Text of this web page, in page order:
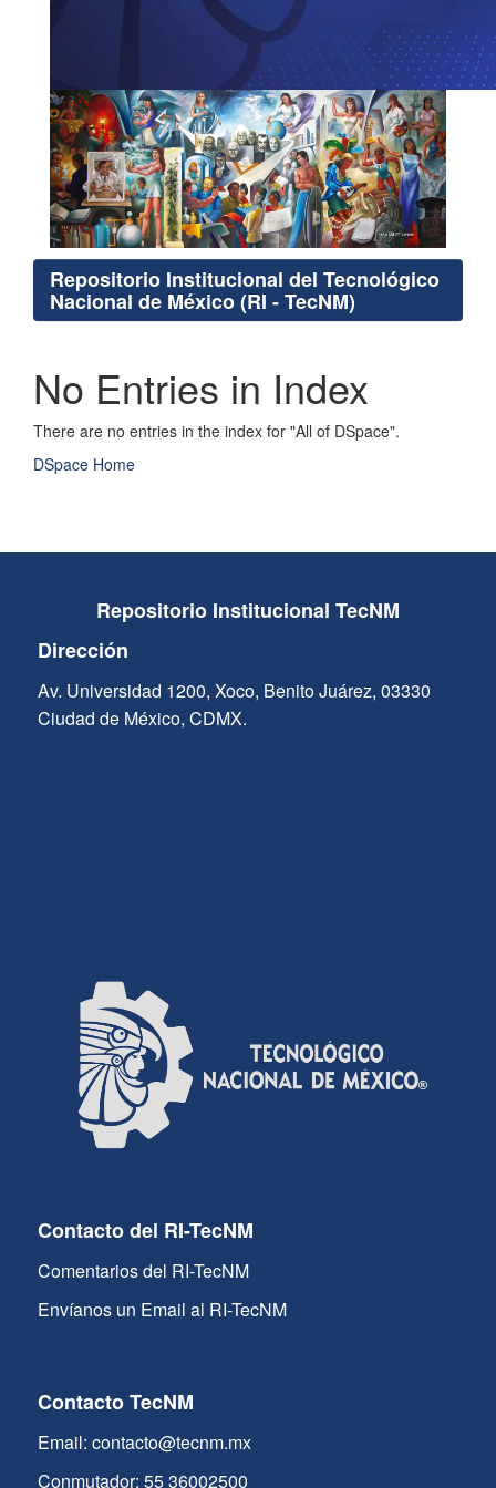
Repositorio Institucional del Tecnológico
Nacional de México (RI - TecNM)
No Entries in Index
There are no entries in the index for "All of DSpace".
DSpace Home
Repositorio Institucional TecNM
Dirección
Av. Universidad 1200, Xoco, Benito Juárez, 03330
Ciudad de México, CDMX.
Contacto del RI-TecNM
Comentarios del RI-TecNM
Envíanos un Email al RI-TecNM
Contacto TecNM
Email: contacto@tecnm.mx
Conmutador: 55 36002500